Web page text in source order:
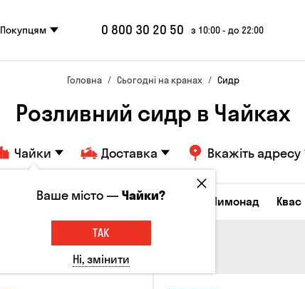
Покупцям 0 800 30 20 50 з 10:00 - до 22:00
Головна Сьогодні на кранах Сидр
Розливний сидр в Чайках
Чайки Доставка Вкажіть адресу
Всі товари Пиво Сидр Лимонад Квас
Ваше місто —Чайки?
ТАК
Ні, змінити